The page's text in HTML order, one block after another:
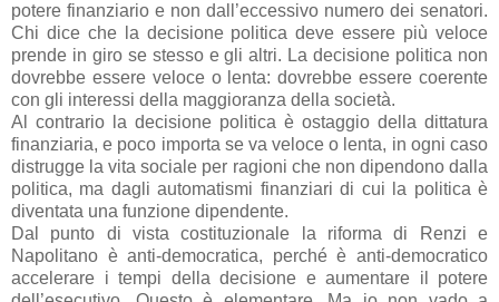
potere finanziario e non dall’eccessivo numero dei senatori.
Chi dice che la decisione politica deve essere più veloce
prende in giro se stesso e gli altri. La decisione politica non
dovrebbe essere veloce o lenta: dovrebbe essere coerente
con gli interessi della maggioranza della società.
Al contrario la decisione politica è ostaggio della dittatura
finanziaria, e poco importa se va veloce o lenta, in ogni caso
distrugge la vita sociale per ragioni che non dipendono dalla
politica, ma dagli automatismi finanziari di cui la politica è
diventata una funzione dipendente.
Dal punto di vista costituzionale la riforma di Renzi e
Napolitano è anti-democratica, perché è anti-democratico
accelerare i tempi della decisione e aumentare il potere